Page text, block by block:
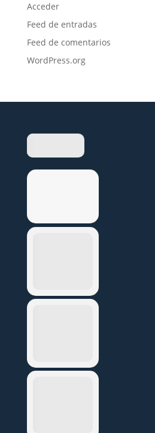
Acceder
Feed de entradas
Feed de comentarios
WordPress.org